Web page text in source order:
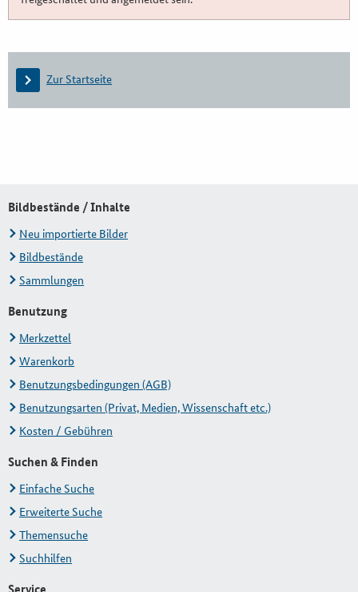
Zur Startseite
Bildbestände / Inhalte
Neu importierte Bilder
Bildbestände
Sammlungen
Benutzung
Merkzettel
Warenkorb
Benutzungsbedingungen (AGB)
Benutzungsarten (Privat, Medien, Wissenschaft etc.)
Kosten / Gebühren
Suchen & Finden
Einfache Suche
Erweiterte Suche
Themensuche
Suchhilfen